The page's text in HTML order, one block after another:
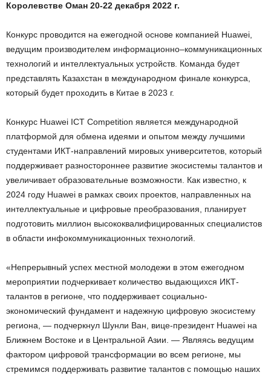
Королевстве Оман 20-22 декабря 2022 г.
Конкурс проводится на ежегодной основе компанией Huawei,
ведущим производителем информационно–коммуникационных
технологий и интеллектуальных устройств. Команда будет
представлять Казахстан в международном финале конкурса,
который будет проходить в Китае в 2023 г.
Конкурс Huawei ICT Competition является международной
платформой для обмена идеями и опытом между лучшими
студентами ИКТ-направлений мировых университетов, который
поддерживает разностороннее развитие экосистемы талантов и
увеличивает образовательные возможности. Как известно, к
2024 году Huawei в рамках своих проектов, направленных на
интеллектуальные и цифровые преобразования, планирует
подготовить миллион высококвалифицированных специалистов
в области инфокоммуникационных технологий.
«Непрерывный успех местной молодежи в этом ежегодном
мероприятии подчеркивает количество выдающихся ИКТ-
талантов в регионе, что поддерживает социально-
экономический фундамент и надежную цифровую экосистему
региона, — подчеркнул Шунли Ван, вице-президент Huawei на
Ближнем Востоке и в Центральной Азии. — Являясь ведущим
фактором цифровой трансформации во всем регионе, мы
стремимся поддерживать развитие талантов с помощью наших